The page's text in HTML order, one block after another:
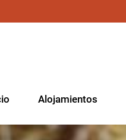
Alojamientos